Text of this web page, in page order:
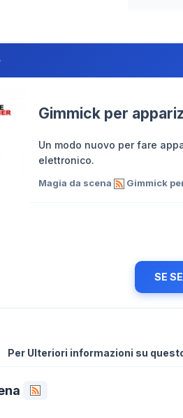
Gimmick per
Un modo nuovo per fare
elettronico.
Magia da scena Gimmick
SE
Per Ulteriori informazioni su